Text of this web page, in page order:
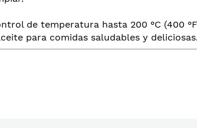
de temperatura hasta 200 °C (400
para comidas saludables y deliciosas.